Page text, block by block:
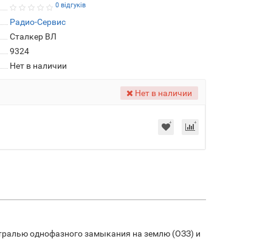
0 відгуків
Радио-Cервис
Сталкер ВЛ
9324
Нет в наличии
Нет в наличии
однофазного замыкания на землю (ОЗЗ) и